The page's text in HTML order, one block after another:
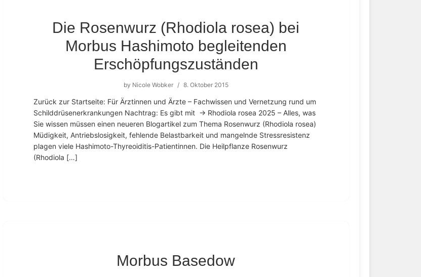
Die Rosenwurz (Rhodiola rosea) bei
Morbus Hashimoto begleitenden
Erschöpfungszuständen
by Nicole Wobker / 8. Oktober 2015
Zurück zur Startseite: Für Ärztinnen und Ärzte – Fachwissen und Vernetzung rund um
Schilddrüsenerkrankungen Nachtrag: Es gibt mit → Rhodiola rosea 2025 – Alles, was
Sie wissen müssen einen neueren Blogartikel zum Thema Rosenwurz (Rhodiola rosea)
Müdigkeit, Antriebslosigkeit, fehlende Belastbarkeit und mangelnde Stressresistenz
plagen viele Hashimoto-Thyreoiditis-Patientinnen. Die Heilpflanze Rosenwurz
(Rhodiola […]
Morbus Basedow